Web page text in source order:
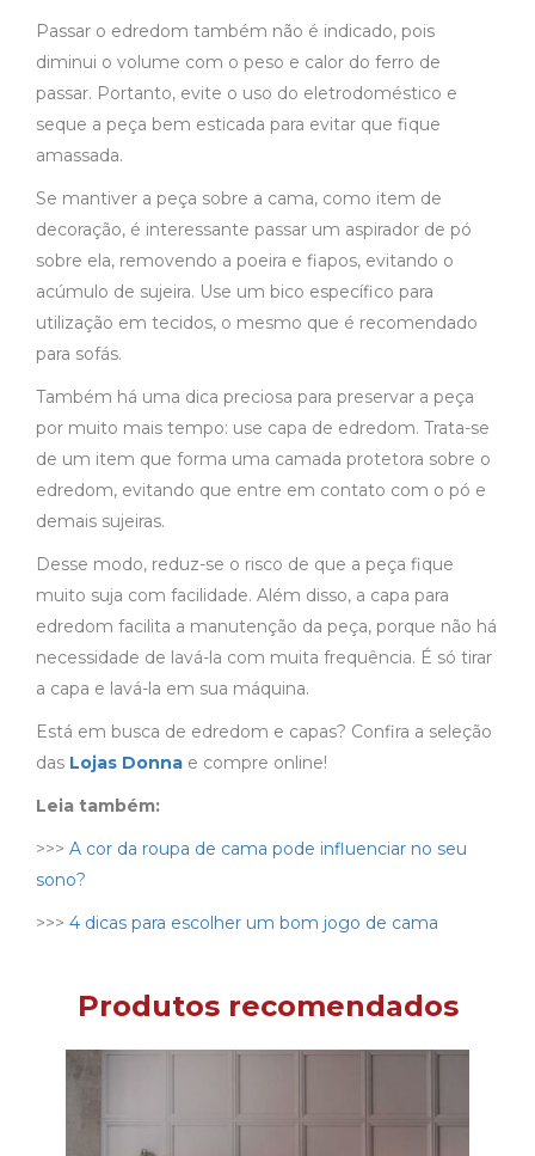
Passar o edredom também não é indicado, pois
diminui o volume com o peso e calor do ferro de
passar. Portanto, evite o uso do eletrodoméstico e
seque a peça bem esticada para evitar que fique
amassada.
Se mantiver a peça sobre a cama, como item de
decoração, é interessante passar um aspirador de pó
sobre ela, removendo a poeira e fiapos, evitando o
acúmulo de sujeira. Use um bico específico para
utilização em tecidos, o mesmo que é recomendado
para sofás.
Também há uma dica preciosa para preservar a peça
por muito mais tempo: use capa de edredom. Trata-se
de um item que forma uma camada protetora sobre o
edredom, evitando que entre em contato com o pó e
demais sujeiras.
Desse modo, reduz-se o risco de que a peça fique
muito suja com facilidade. Além disso, a capa para
edredom facilita a manutenção da peça, porque não há
necessidade de lavá-la com muita frequência. É só tirar
a capa e lavá-la em sua máquina.
Está em busca de edredom e capas? Confira a seleção
das Lojas Donna e compre online!
Leia também:
>>> A cor da roupa de cama pode influenciar no seu
sono?
>>> 4 dicas para escolher um bom jogo de cama
Produtos recomendados